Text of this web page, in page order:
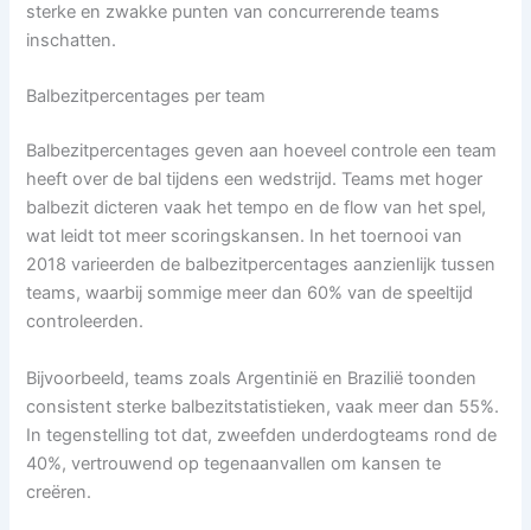
sterke en zwakke punten van concurrerende teams
inschatten.
Balbezitpercentages per team
Balbezitpercentages geven aan hoeveel controle een team
heeft over de bal tijdens een wedstrijd. Teams met hoger
balbezit dicteren vaak het tempo en de flow van het spel,
wat leidt tot meer scoringskansen. In het toernooi van
2018 varieerden de balbezitpercentages aanzienlijk tussen
teams, waarbij sommige meer dan 60% van de speeltijd
controleerden.
Bijvoorbeeld, teams zoals Argentinië en Brazilië toonden
consistent sterke balbezitstatistieken, vaak meer dan 55%.
In tegenstelling tot dat, zweefden underdogteams rond de
40%, vertrouwend op tegenaanvallen om kansen te
creëren.